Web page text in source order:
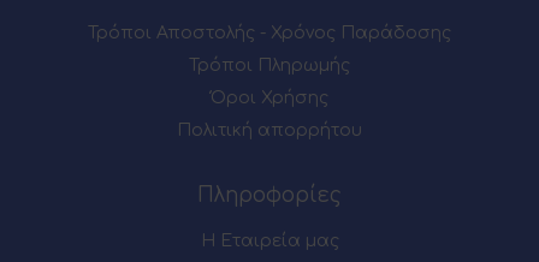
Τρόποι Αποστολής - Χρόνος Παράδοσης
Τρόποι Πληρωμής
Όροι Χρήσης
Πολιτική απορρήτου
Πληροφορίες
Η Εταιρεία μας